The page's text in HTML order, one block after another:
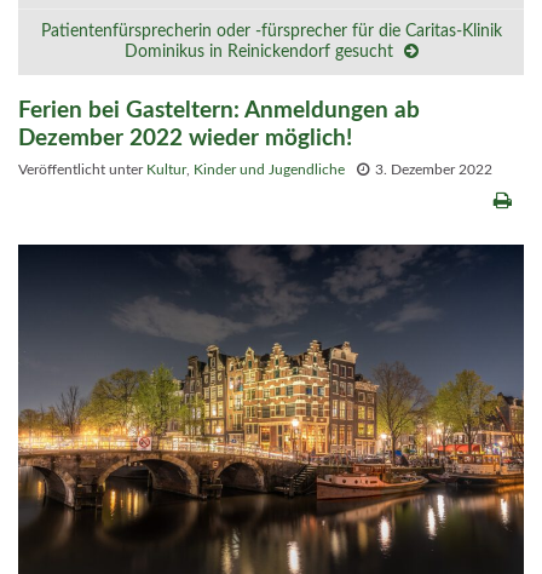
Patientenfürsprecherin oder -fürsprecher für die Caritas-Klinik
Dominikus in Reinickendorf gesucht
Ferien bei Gasteltern: Anmeldungen ab
Dezember 2022 wieder möglich!
Veröffentlicht unter Kultur, Kinder und Jugendliche 3. Dezember 2022